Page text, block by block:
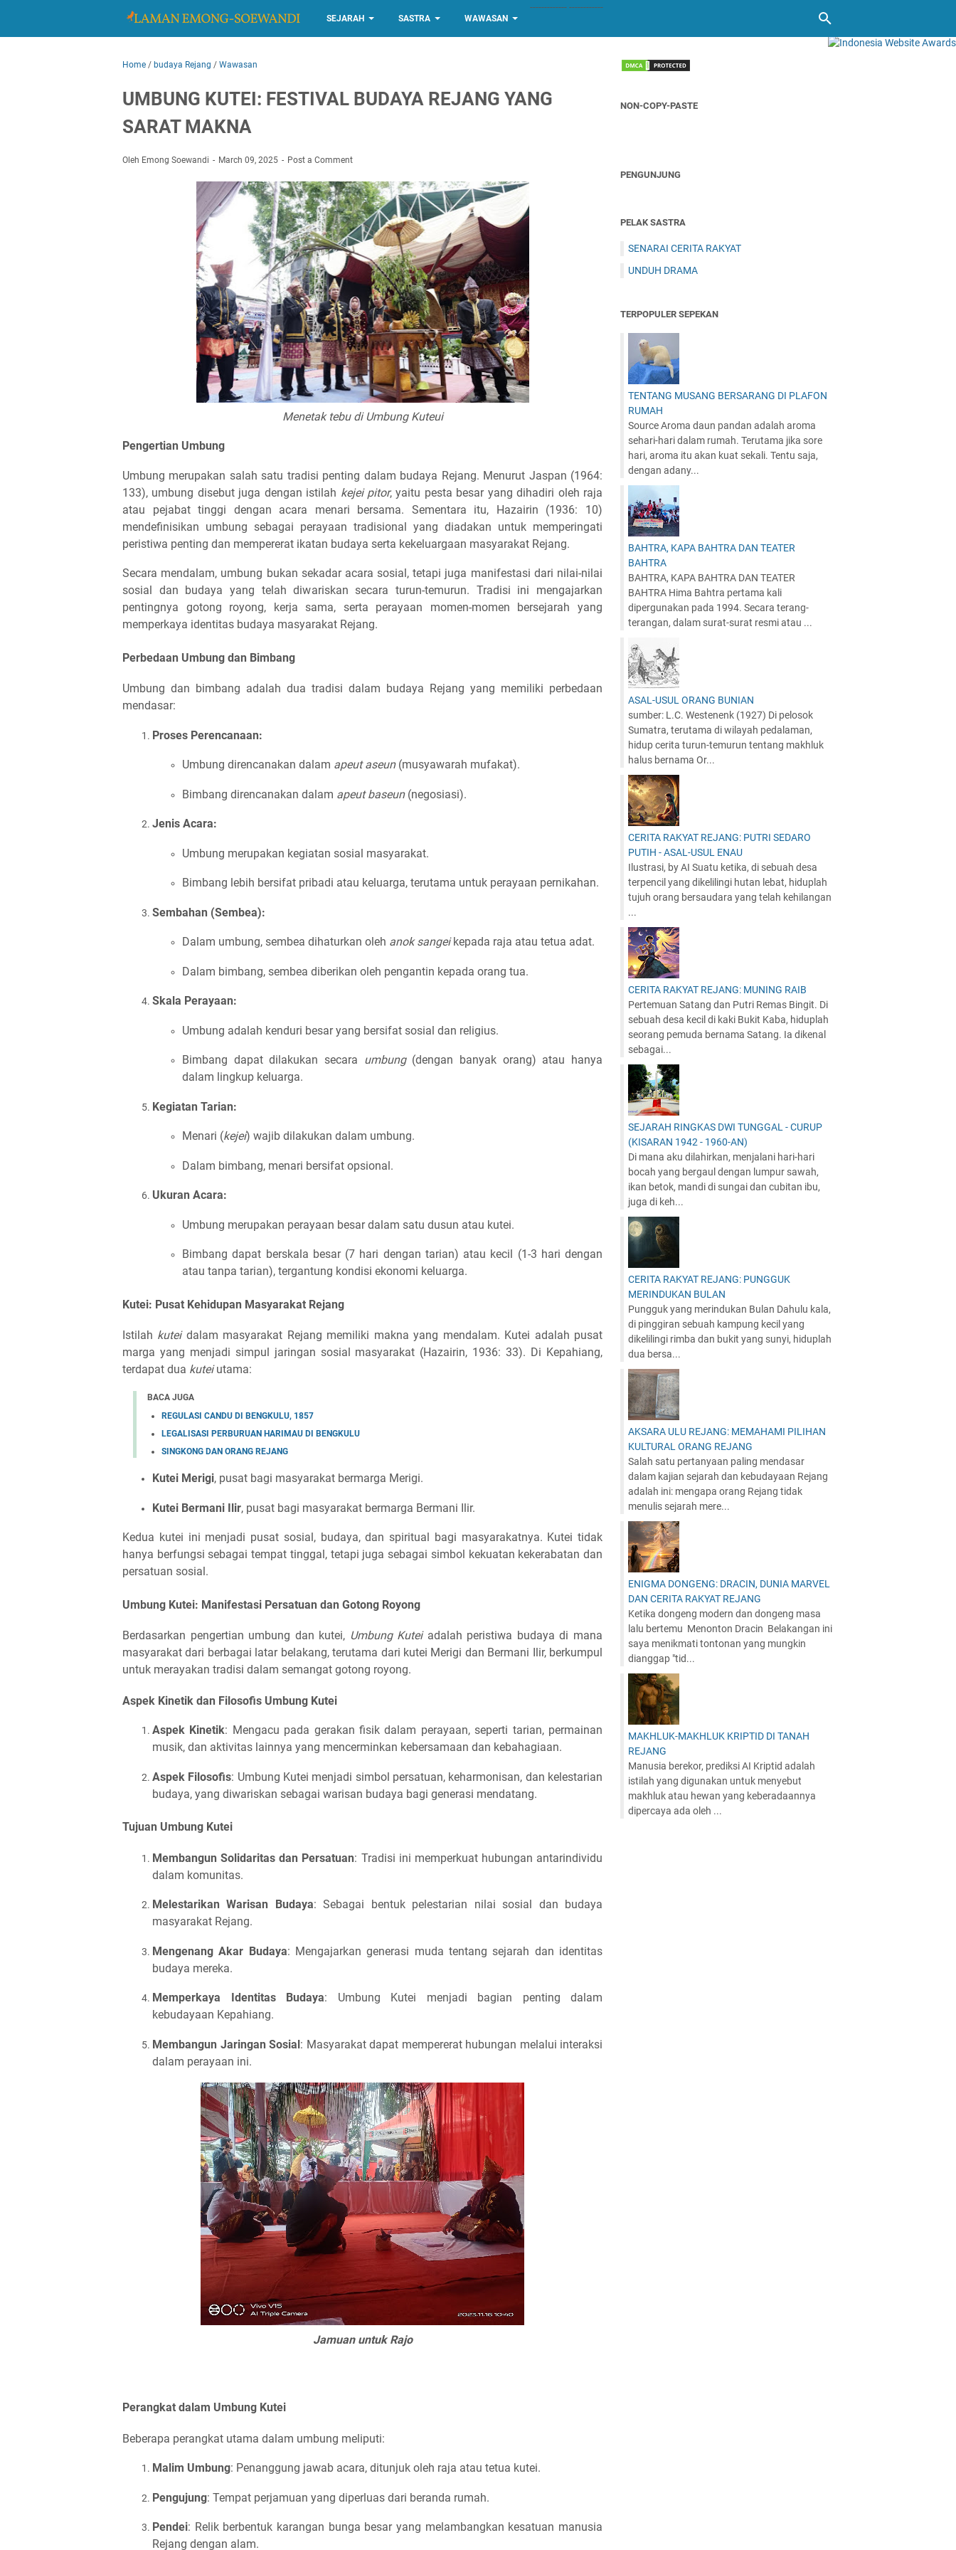
SEJARAH
-------------
SASTRA WAWASAN
------------
Home / budaya Rejang / Wawasan
UMBUNG KUTEI: FESTIVAL BUDAYA REJANG YANG
SARAT MAKNA
Oleh Emong Soewandi March 09, 2025 Post a Comment
Menetak tebu di Umbung Kuteui
Pengertian Umbung
Umbung merupakan salah satu tradisi penting dalam budaya Rejang. Menurut Jaspan (1964:
133), umbung disebut juga dengan istilah kejei pitor, yaitu pesta besar yang dihadiri oleh raja
atau pejabat tinggi dengan acara menari bersama. Sementara itu, Hazairin (1936: 10)
mendefinisikan umbung sebagai perayaan tradisional yang diadakan untuk memperingati
peristiwa penting dan mempererat ikatan budaya serta kekeluargaan masyarakat Rejang.
Secara mendalam, umbung bukan sekadar acara sosial, tetapi juga manifestasi dari nilai-nilai
sosial dan budaya yang telah diwariskan secara turun-temurun. Tradisi ini mengajarkan
pentingnya gotong royong, kerja sama, serta perayaan momen-momen bersejarah yang
memperkaya identitas budaya masyarakat Rejang.
Perbedaan Umbung dan Bimbang
Umbung dan bimbang adalah dua tradisi dalam budaya Rejang yang memiliki perbedaan
mendasar:
Proses Perencanaan:
Umbung direncanakan dalam apeut aseun(musyawarah mufakat).
Bimbang direncanakan dalam apeut baseun(negosiasi).
Jenis Acara:
Umbung merupakan kegiatan sosial masyarakat.
Bimbang lebih bersifat pribadi atau keluarga, terutama untuk perayaan pernikahan.
Sembahan (Sembea):
Dalam umbung, sembea dihaturkan oleh anok sangeikepada raja atau tetua adat.
Dalam bimbang, sembea diberikan oleh pengantin kepada orang tua.
Skala Perayaan:
Umbung adalah kenduri besar yang bersifat sosial dan religius.
Bimbang dapat dilakukan secara umbung(dengan banyak orang) atau hanya
dalam lingkup keluarga.
Kegiatan Tarian:
Menari (kejei) wajib dilakukan dalam umbung.
Dalam bimbang, menari bersifat opsional.
Ukuran Acara:
Umbung merupakan perayaan besar dalam satu dusun atau kutei.
Bimbang dapat berskala besar (7 hari dengan tarian) atau kecil (1-3 hari dengan
atau tanpa tarian), tergantung kondisi ekonomi keluarga.
Kutei: Pusat Kehidupan Masyarakat Rejang
Istilah kuteidalam masyarakat Rejang memiliki makna yang mendalam. Kutei adalah pusat
marga yang menjadi simpul jaringan sosial masyarakat (Hazairin, 1936: 33). Di Kepahiang,
terdapat dua kuteiutama:
BACA JUGA
REGULASI CANDU DI BENGKULU, 1857
LEGALISASI PERBURUAN HARIMAU DI BENGKULU
SINGKONG DAN ORANG REJANG
Kutei Merigi, pusat bagi masyarakat bermarga Merigi.
Kutei Bermani Ilir, pusat bagi masyarakat bermarga Bermani Ilir.
Kedua kutei ini menjadi pusat sosial, budaya, dan spiritual bagi masyarakatnya. Kutei tidak
hanya berfungsi sebagai tempat tinggal, tetapi juga sebagai simbol kekuatan kekerabatan dan
persatuan sosial.
Umbung Kutei: Manifestasi Persatuan dan Gotong Royong
Berdasarkan pengertian umbung dan kutei, Umbung Kuteiadalah peristiwa budaya di mana
masyarakat dari berbagai latar belakang, terutama dari kutei Merigi dan Bermani Ilir, berkumpul
untuk merayakan tradisi dalam semangat gotong royong.
Aspek Kinetik dan Filosofis Umbung Kutei
Aspek Kinetik: Mengacu pada gerakan fisik dalam perayaan, seperti tarian, permainan
musik, dan aktivitas lainnya yang mencerminkan kebersamaan dan kebahagiaan.
Aspek Filosofis: Umbung Kutei menjadi simbol persatuan, keharmonisan, dan kelestarian
budaya, yang diwariskan sebagai warisan budaya bagi generasi mendatang.
Tujuan Umbung Kutei
Membangun Solidaritas dan Persatuan: Tradisi ini memperkuat hubungan antarindividu
dalam komunitas.
Melestarikan Warisan Budaya: Sebagai bentuk pelestarian nilai sosial dan budaya
masyarakat Rejang.
Mengenang Akar Budaya: Mengajarkan generasi muda tentang sejarah dan identitas
budaya mereka.
Memperkaya Identitas Budaya: Umbung Kutei menjadi bagian penting dalam
kebudayaan Kepahiang.
Membangun Jaringan Sosial: Masyarakat dapat mempererat hubungan melalui interaksi
dalam perayaan ini.
Jamuan untuk Rajo
Perangkat dalam Umbung Kutei
Beberapa perangkat utama dalam umbung meliputi:
Malim Umbung: Penanggung jawab acara, ditunjuk oleh raja atau tetua kutei.
Pengujung: Tempat perjamuan yang diperluas dari beranda rumah.
Pendei: Relik berbentuk karangan bunga besar yang melambangkan kesatuan manusia
Rejang dengan alam.
NON-COPY-PASTE
PENGUNJUNG
PELAK SASTRA
SENARAI CERITA RAKYAT
UNDUH DRAMA
TERPOPULER SEPEKAN
TENTANG MUSANG BERSARANG DI PLAFON
RUMAH
Source Aroma daun pandan adalah aroma
sehari-hari dalam rumah. Terutama jika sore
hari, aroma itu akan kuat sekali. Tentu saja,
dengan adany...
BAHTRA, KAPA BAHTRA DAN TEATER
BAHTRA
BAHTRA, KAPA BAHTRA DAN TEATER
BAHTRA Hima Bahtra pertama kali
dipergunakan pada 1994. Secara terang-
terangan, dalam surat-surat resmi atau ...
ASAL-USUL ORANG BUNIAN
sumber: L.C. Westenenk (1927) Di pelosok
Sumatra, terutama di wilayah pedalaman,
hidup cerita turun-temurun tentang makhluk
halus bernama Or...
CERITA RAKYAT REJANG: PUTRI SEDARO
PUTIH - ASAL-USUL ENAU
Ilustrasi, by AI Suatu ketika, di sebuah desa
terpencil yang dikelilingi hutan lebat, hiduplah
tujuh orang bersaudara yang telah kehilangan
...
CERITA RAKYAT REJANG: MUNING RAIB
Pertemuan Satang dan Putri Remas Bingit. Di
sebuah desa kecil di kaki Bukit Kaba, hiduplah
seorang pemuda bernama Satang. Ia dikenal
sebagai...
SEJARAH RINGKAS DWI TUNGGAL - CURUP
(KISARAN 1942 - 1960-AN)
Di mana aku dilahirkan, menjalani hari-hari
bocah yang bergaul dengan lumpur sawah,
ikan betok, mandi di sungai dan cubitan ibu,
juga di keh...
CERITA RAKYAT REJANG: PUNGGUK
MERINDUKAN BULAN
Pungguk yang merindukan Bulan Dahulu kala,
di pinggiran sebuah kampung kecil yang
dikelilingi rimba dan bukit yang sunyi, hiduplah
dua bersa...
AKSARA ULU REJANG: MEMAHAMI PILIHAN
KULTURAL ORANG REJANG
Salah satu pertanyaan paling mendasar
dalam kajian sejarah dan kebudayaan Rejang
adalah ini: mengapa orang Rejang tidak
menulis sejarah mere...
ENIGMA DONGENG: DRACIN, DUNIA MARVEL
DAN CERITA RAKYAT REJANG
Ketika dongeng modern dan dongeng masa
lalu bertemu Menonton Dracin Belakangan ini
saya menikmati tontonan yang mungkin
dianggap "tid...
MAKHLUK-MAKHLUK KRIPTID DI TANAH
REJANG
Manusia berekor, prediksi AI Kriptid adalah
istilah yang digunakan untuk menyebut
makhluk atau hewan yang keberadaannya
dipercaya ada oleh ...